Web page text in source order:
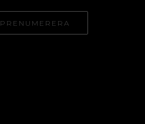
PRENUMERERA